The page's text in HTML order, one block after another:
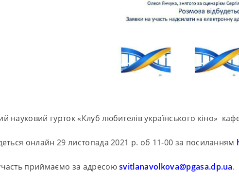
науковий гурток «Клуб любителів українського кіно»
онлайн 29 листопада 2021 р. об 11-00 за посиланням
приймаємо за адресоюsvitlanavolkova@pgasa.dp.ua.